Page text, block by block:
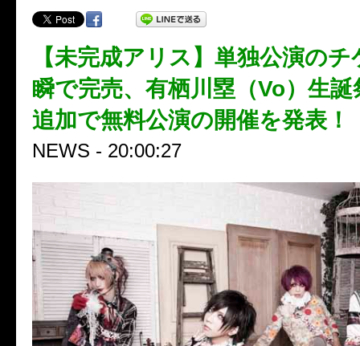
【未完成アリス】単独公演の
瞬で完売、有栖川塁（Vo）生
追加で無料公演の開催を発表！
NEWS - 20:00:27